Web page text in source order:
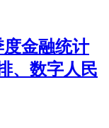
金融统计
、数字人民